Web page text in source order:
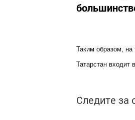
Таким образом, на
Татарстан
Следите